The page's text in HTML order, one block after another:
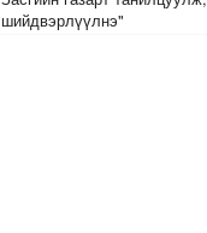
шийдвэрлүүлнэ"